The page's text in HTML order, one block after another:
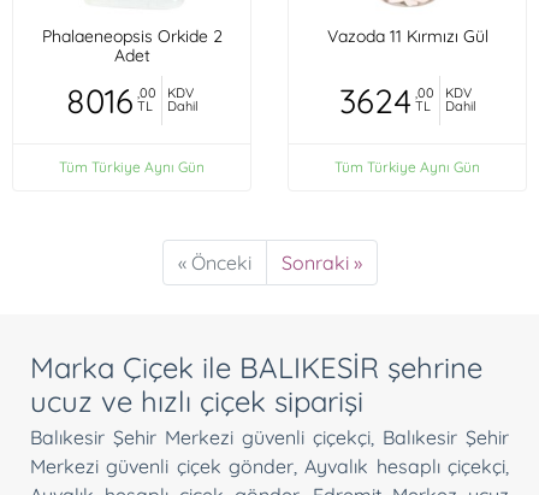
Phalaeneopsis Orkide 2
Adet
8016 ,00
TL
KDV
Dahil
Tüm Türkiye Aynı Gün
Vazoda 11 Kırmızı Gül
3624 ,00
TL
KDV
Dahil
Tüm Türkiye Aynı Gün
« Önceki Sonraki »
Marka Çiçek ile BALIKESİR şehrine
ucuz ve hızlı çiçek siparişi
Balıkesir Şehir Merkezi güvenli çiçekçi Balıkesir Şehir
Merkezi güvenli çiçek gönder ,Ayvalık hesaplı çiçekçi